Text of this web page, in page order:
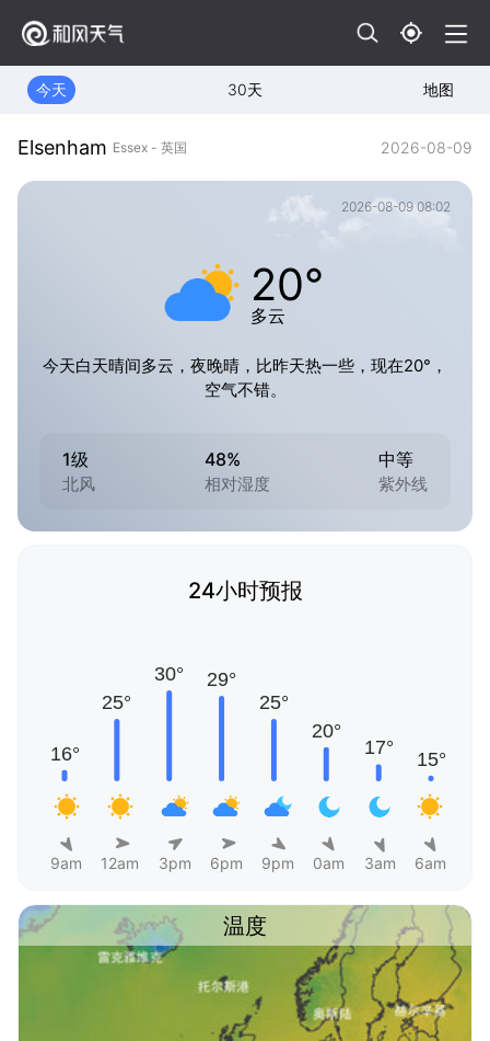
今天 30天 地图
Elsenham Essex - 英国 2026-08-09
2026-08-09 08:02
20°
多云
今天白天晴间多云，夜晚晴，比昨天热一些，现在20°，
空气不错。
1级
北风
48%
相对湿度
中等
紫外线
24小时预报
9am 12am 3pm 6pm 9pm 0am 3am 6am
温度